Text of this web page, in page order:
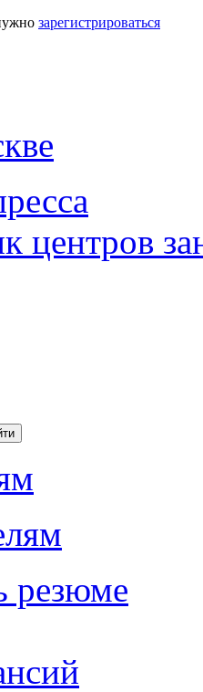
зарегистрироваться
центров
резюме